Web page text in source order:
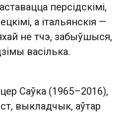
персідскімі,
а італьянскія —
не тчэ, забыўшыся,
васілька.
Саўка (1965–2016),
выкладчык, аўтар